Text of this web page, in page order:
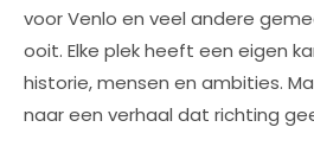
voor Venlo en veel andere
ooit. Elke plek heeft een eigen
historie, mensen en ambities.
naar een verhaal dat richting